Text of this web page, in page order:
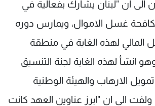
الى ان "لبنان يشارك بفعالية في
غسل الاموال، ويمارس دوره
المالي لهذه الغاية في منطقة
انشأ لهذه الغاية لجنة التنسيق
الارهاب والهيئة الوطنية
ولفت الى ان "ابرز عناوين العهد كانت